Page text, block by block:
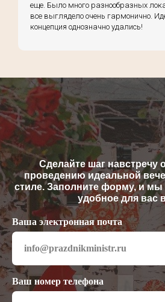
еще. Было много разнообразных
все выглядело очень гармонично.
концепция однозначно удались!
Сделайте шаг навстречу
проведению идеальной
стиле. Заполните форму, и
удобное для вас
Ваша электронная почта
Ваш номер телефона